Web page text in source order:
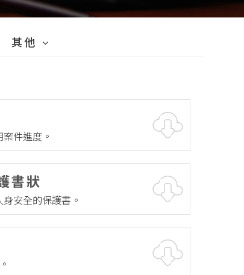
其他
訴訟委任狀
訴訟起訴狀
訴訟聲請/請求
訴訟陳報/陳明/聲明
訴訟撤回
訴訟上訴
訴訟抗告
訴訟其它
件進度。
書狀
安全的保護書。